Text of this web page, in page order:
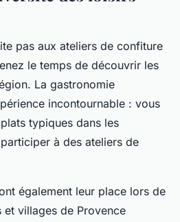
pas aux ateliers de confiture
le temps de découvrir les
La gastronomie
incontournable : vous
typiques dans les
à des ateliers de
également leur place lors de
villages de Provence